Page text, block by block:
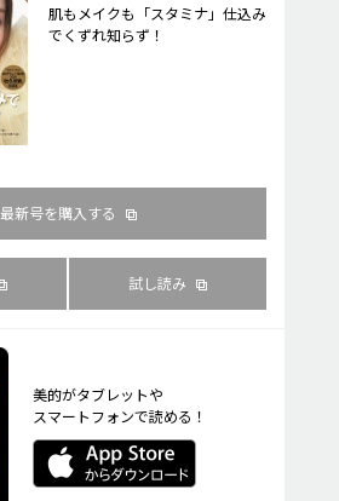
肌もメイクも「スタミナ」仕込み
でくずれ知らず！
最新号を購入する
試し読み
美的がタブレットや
スマートフォンで読める！